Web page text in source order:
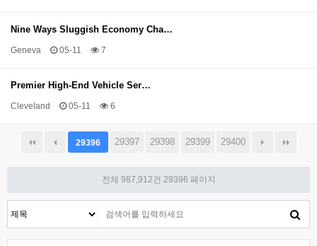
Nine Ways Sluggish Economy Cha…
Geneva 05-11 7
Premier High-End Vehicle Ser…
Cleveland 05-11 6
29396 29397 29398 29399 29400
전체 987,912건 29396 페이지